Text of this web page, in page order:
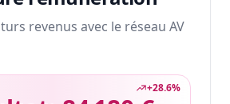
revenus avec le réseau AV
+28.6%